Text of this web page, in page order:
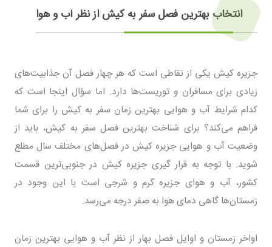
انتخاب بهترین فصل سفر به کیش از نظر آب و هوا
جزیره کیش یکی از نقاطی است که هر چهار فصل آن جذابیت‌های
زیادی برای مسافران و توریست‌ها دارد. اما سؤال اینجا است که
کدام شرایط آب و هوایی بهترین زمان سفر به کیش را برای شما
فراهم می‌کند؟ برای شناخت بهترین فصل سفر به کیش، باید از
وضعیت آب و هوایی جزیره کیش در فصل‌های مختلف سال مطلع
شوید. با توجه به قرار گیری جزیره کیش در جنوبی‌ترین قسمت
کشور، آب و هوای جزیره گرم و شرجی است با این وجود در
زمستان‌ها گاهی دمای هوا به صفر درجه می‌رسد.
اواخر زمستان و اوایل فصل بهار از نظر آب و هوایی بهترین زمان